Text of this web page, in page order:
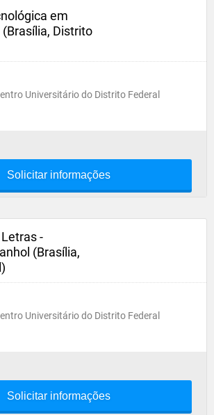
em
Distrito
Universitário do Distrito Federal
Solicitar informações
-
(Brasília,
Universitário do Distrito Federal
Solicitar informações